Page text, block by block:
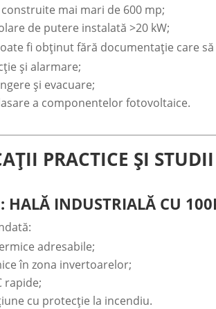
mai mari de 600 mp;
de putere instalată >20 kW;
fi obținut fără documentație care
și alarmare;
și evacuare;
a componentelor fotovoltaice.
PRACTICE ȘI
HALĂ INDUSTRIALĂ CU
adresabile;
în zona invertoarelor;
rapide;
cu protecție la incendiu.